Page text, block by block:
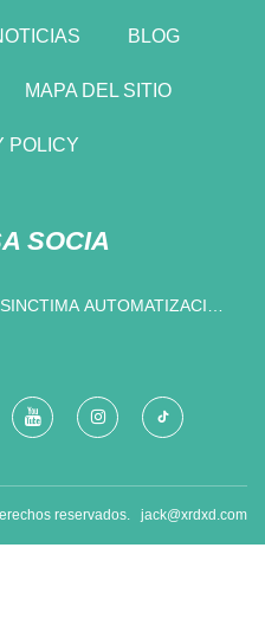
BLOG
MAPA DEL SITIO
POLICY
SOCIA
SINCTIMA AUTOMATIZACIÓN
reservados. jack@xrdxd.com